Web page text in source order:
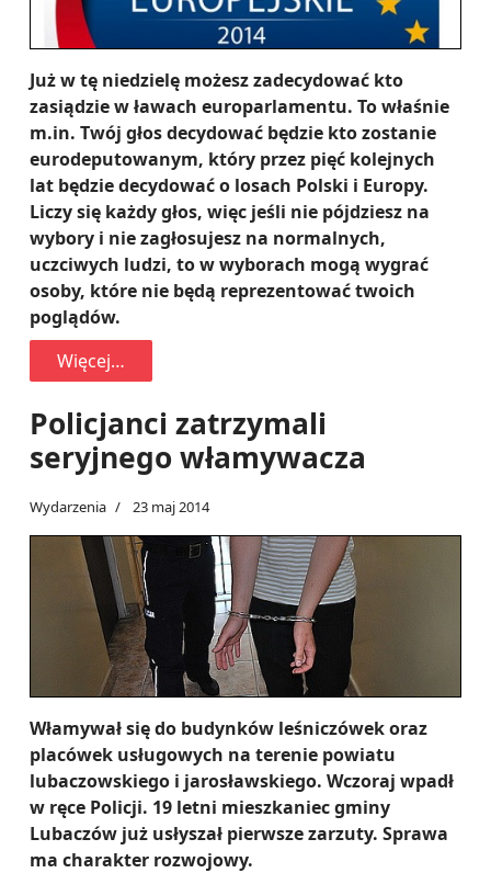
Już w tę niedzielę możesz zadecydować kto
zasiądzie w ławach europarlamentu. To właśnie
m.in. Twój głos decydować będzie kto zostanie
eurodeputowanym, który przez pięć kolejnych
lat będzie decydować o losach Polski i Europy.
Liczy się każdy głos, więc jeśli nie pójdziesz na
wybory i nie zagłosujesz na normalnych,
uczciwych ludzi, to w wyborach mogą wygrać
osoby, które nie będą reprezentować twoich
poglądów.
Więcej…
Policjanci zatrzymali
seryjnego włamywacza
Wydarzenia 23 maj 2014
Włamywał się do budynków leśniczówek oraz
placówek usługowych na terenie powiatu
lubaczowskiego i jarosławskiego. Wczoraj wpadł
w ręce Policji. 19 letni mieszkaniec gminy
Lubaczów już usłyszał pierwsze zarzuty. Sprawa
ma charakter rozwojowy.